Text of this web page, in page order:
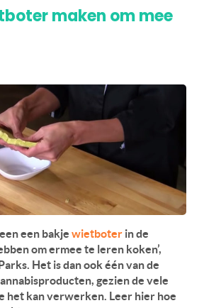
maken om mee
een bakje wietboter in de
om ermee te leren koken’,
Het is dan ook één van de
gezien de vele
het kan verwerken. Leer hier hoe